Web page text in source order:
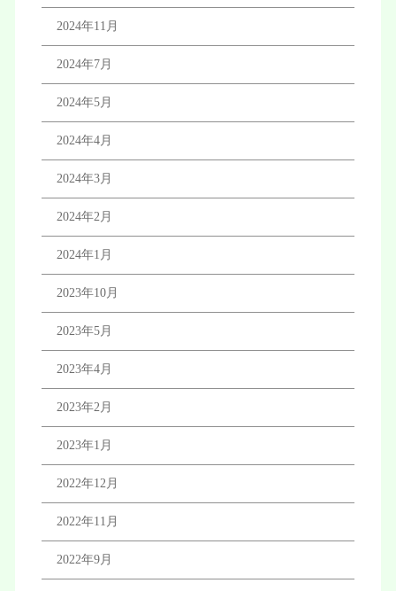
2024年11月
2024年7月
2024年5月
2024年4月
2024年3月
2024年2月
2024年1月
2023年10月
2023年5月
2023年4月
2023年2月
2023年1月
2022年12月
2022年11月
2022年9月